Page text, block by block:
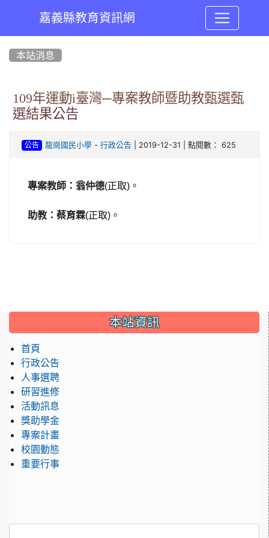
嘉義縣教育資訊網
本站消息
109年運動i臺灣─專案教師暨助教甄選甄
選結果公告
公告 龍崗國民小學- 行政公告 | 2019-12-31 | 點閱數： 625
專案教師：翁仲德(正取) 。
助教：蔡育霖(正取) 。
::: 本站資訊
首頁
行政公告
人事選聘
研習進修
活動訊息
獎助學金
專案計畫
校園動態
重要行事